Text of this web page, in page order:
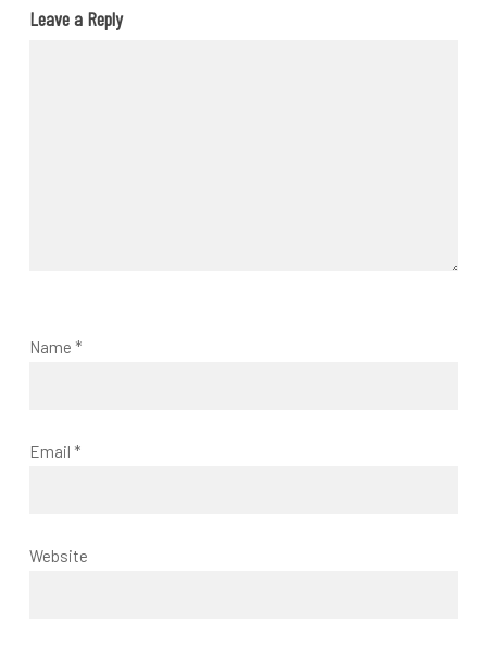
Leave a Reply
Name *
Email *
Website